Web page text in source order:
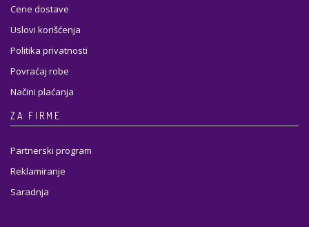
Cene dostave
Uslovi korišćenja
Politika privatnosti
Povraćaj robe
Načini plaćanja
ZA FIRME
Partnerski program
Reklamiranje
Saradnja